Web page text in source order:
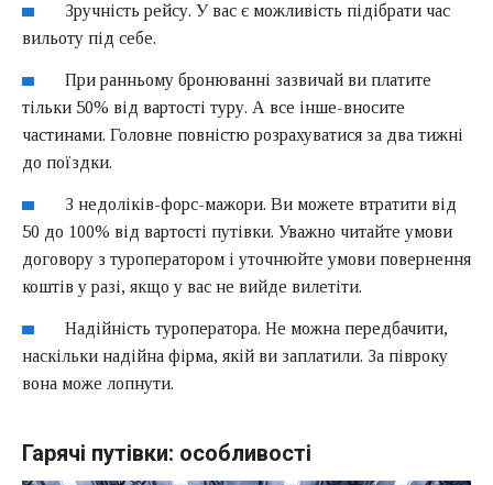
Зручність рейсу. У вас є можливість підібрати час
вильоту під себе.
При ранньому бронюванні зазвичай ви платите
тільки 50% від вартості туру. А все інше-вносите
частинами. Головне повністю розрахуватися за два тижні
до поїздки.
З недоліків-форс-мажори. Ви можете втратити від
50 до 100% від вартості путівки. Уважно читайте умови
договору з туроператором і уточнюйте умови повернення
коштів у разі, якщо у вас не вийде вилетіти.
Надійність туроператора. Не можна передбачити,
наскільки надійна фірма, якій ви заплатили. За півроку
вона може лопнути.
Гарячі путівки: особливості